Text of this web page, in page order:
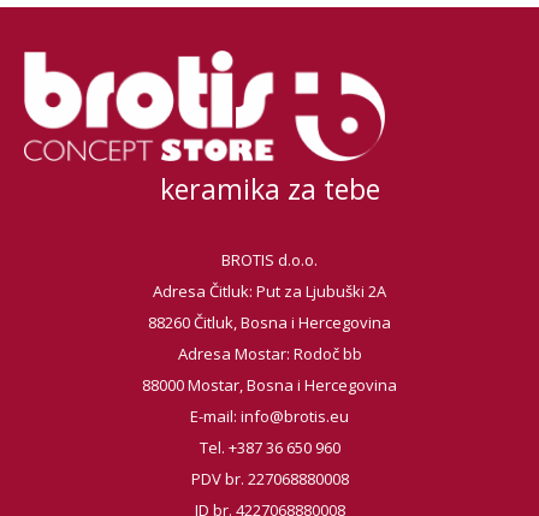
keramika za tebe
BROTIS d.o.o.
Adresa Čitluk: Put za Ljubuški 2A
88260 Čitluk, Bosna i Hercegovina
Adresa Mostar: Rodoč bb
88000 Mostar, Bosna i Hercegovina
E-mail: info@brotis.eu
Tel. +387 36 650 960
PDV br. 227068880008
ID br. 4227068880008